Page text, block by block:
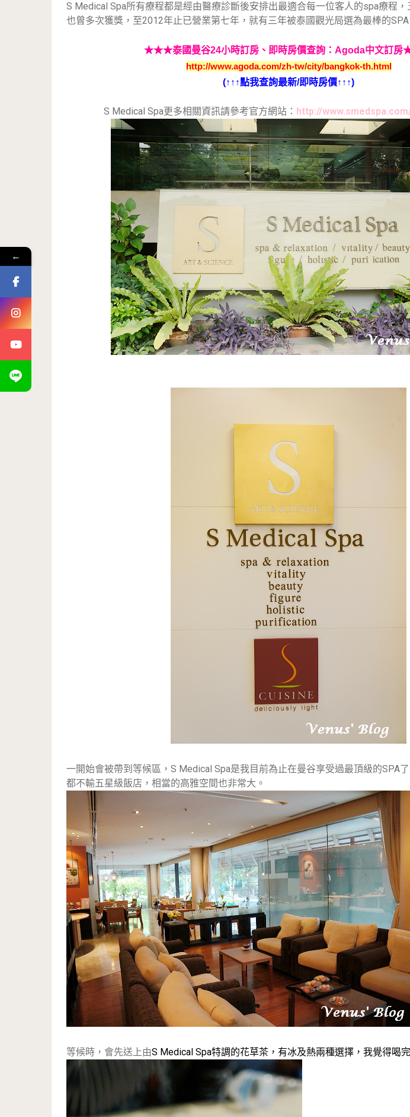
S Medical Spa所有療程都是經由醫療診斷後安排出最適合每一位客人的spa療程
也曾多次獲獎，至2012年止已營業第七年，就有三年被泰國觀光局選為最棒的SPA
★★★泰國曼谷24小時訂房、即時房價查詢：Agoda中文訂房
http://www.agoda.com/zh-tw/city/bangkok-th.html
(↑↑↑點我查詢最新/即時房價↑↑↑)
S Medical Spa更多相關資訊請參考官方網站： http://
一開始會被帶到等候區， S Medical Spa是我目前為止在曼谷享受過最頂級的SPA
都不輸五星級飯店，相當的高雅空間也非常大。
等候時，會先送上由S Medical Spa特調的花草茶，有冰及熱兩種選擇，我覺得喝
←